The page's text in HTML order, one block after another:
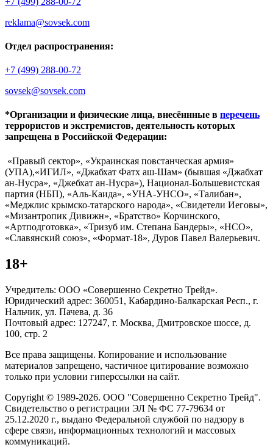
reklama@sovsek.com
Отдел распространения:
+7 (499) 288-00-72
sovsek@sovsek.com
*Организации и физические лица, внесённные в перечень
террористов и экстремистов, деятельность которых
запрещена в Российской Федерации:
«Правый сектор», «Украинская повстанческая армия»
(УПА),«ИГИЛ», «Джабхат Фатх аш-Шам» (бывшая «Джабхат
ан-Нусра», «Джебхат ан-Нусра»), Национал-Большевистская
партия (НБП), «Аль-Каида», «УНА-УНСО», «Талибан»,
«Меджлис крымско-татарского народа», «Свидетели Иеговы»,
«Мизантропик Дивижн», «Братство» Корчинского,
«Артподготовка», «Тризуб им. Степана Бандеры», «НСО»,
«Славянский союз», «Формат-18», Дуров Павел Валерьевич.
18+
Учредитель: ООО «Совершенно Секретно Трейд».
Юридический адрес: 360051, Кабардино-Балкарская Респ., г.
Нальчик, ул. Пачева, д. 36
Почтовый адрес: 127247, г. Москва, Дмитровское шоссе, д.
100, стр. 2
Все права защищены. Копирование и использование
материалов запрещено, частичное цитирование возможно
только при условии гиперссылки на сайт.
Copyright © 1989-2026. ООО "Совершенно Секретно Трейд".
Свидетельство о регистрации ЭЛ № ФС 77-79634 от
25.12.2020 г., выдано Федеральной службой по надзору в
сфере связи, информационных технологий и массовых
коммуникаций.